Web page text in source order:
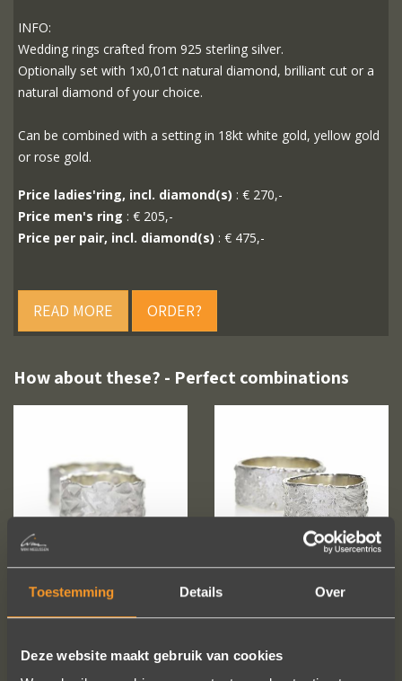
Toestemming Details Over
Deze website maakt gebruik van cookies
INFO:
Wedding rings crafted from 925 sterling silver.
Optionally set with 1x0,01ct natural diamond, brilliant cut or a
natural diamond of your choice.
Can be combined with a setting in 18kt white gold, yellow gold
or rose gold.
Price ladies'ring, incl. diamond(s) : € 270,-
Price men's ring : € 205,-
Price per pair, incl. diamond(s) : € 475,-
READ MORE ORDER?
How about these? - Perfect combinations